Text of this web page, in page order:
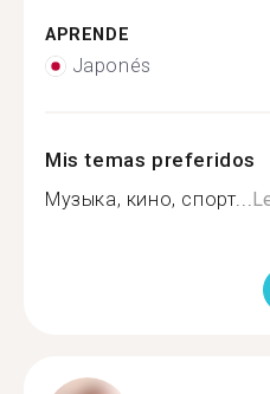
APRENDE
Japonés
Mis temas preferidos
Музыка, кино, спорт...